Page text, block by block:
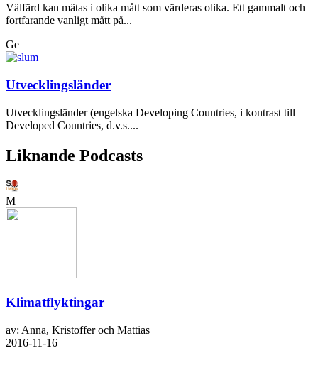
Välfärd kan mätas i olika mått som värderas olika. Ett gammalt och
fortfarande vanligt mått på...
Ge
Utvecklingsländer
Utvecklingsländer (engelska Developing Countries, i kontrast till
Developed Countries, d.v.s....
Liknande Podcasts
M
Klimatflyktingar
av: Anna, Kristoffer och Mattias
2016-11-16